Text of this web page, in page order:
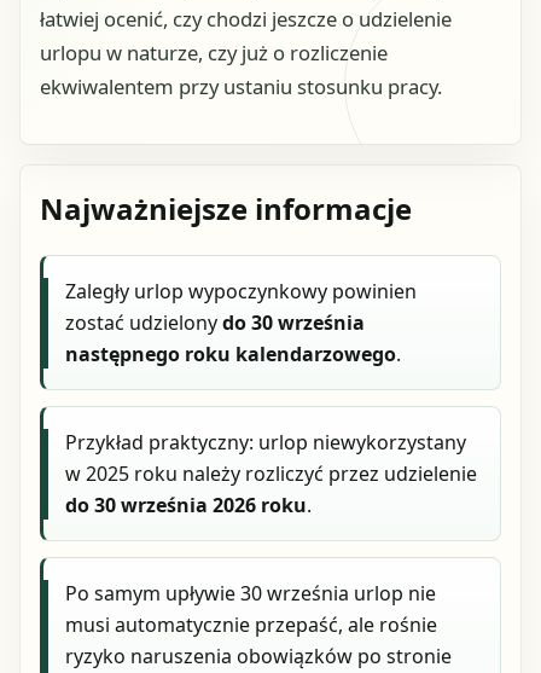
łatwiej ocenić, czy chodzi jeszcze o udzielenie
urlopu w naturze, czy już o rozliczenie
ekwiwalentem przy ustaniu stosunku pracy.
Najważniejsze informacje
Zaległy urlop wypoczynkowy powinien
zostać udzielonydo 30 września
następnego roku kalendarzowego.
Przykład praktyczny: urlop niewykorzystany
w 2025 roku należy rozliczyć przez udzielenie
do 30 września 2026 roku.
Po samym upływie 30 września urlop nie
musi automatycznie przepaść, ale rośnie
ryzyko naruszenia obowiązków po stronie